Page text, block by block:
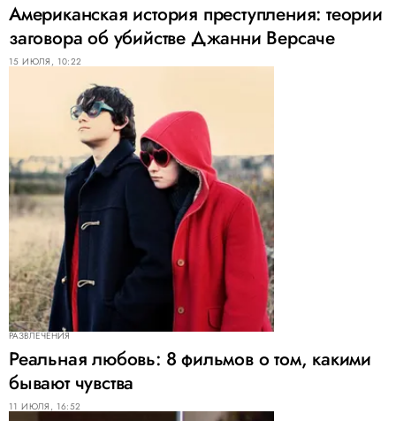
Американская история преступления: теории
заговора об убийстве Джанни Версаче
15 ИЮЛЯ, 10:22
РАЗВЛЕЧЕНИЯ
Реальная любовь: 8 фильмов о том, какими
бывают чувства
11 ИЮЛЯ, 16:52